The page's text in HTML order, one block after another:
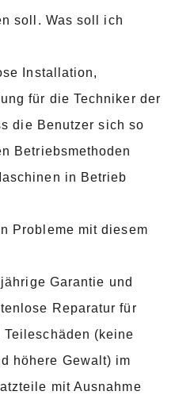
soll. Was soll ich
Installation,
für die Techniker der
die Benutzer sich so
Betriebsmethoden
in Betrieb
Probleme mit diesem
Garantie und
Reparatur für
(keine
höhere Gewalt) im
mit Ausnahme